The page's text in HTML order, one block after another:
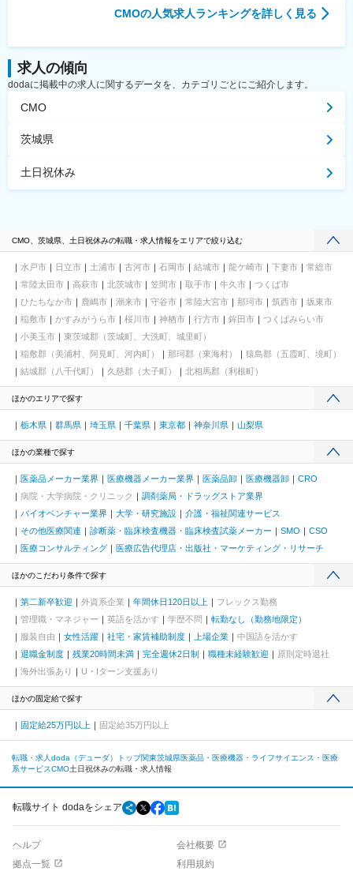
CMOの人気求人ランキングを詳しく見る
求人の傾向
dodaに掲載中の求人に関するデータを、カテゴリごとにご紹介します。
CMO
茨城県
土日祝休み
CMO、茨城県、土日祝休みの転職・求人情報をエリアで絞り込む
水戸市 日立市 土浦市 古河市 石岡市 結城市 龍ケ崎市 下妻市
常総市
常陸太田市
高萩市 北茨城市 笠間市 取手市 牛久市
つくば市
ひたちなか市
鹿嶋市 潮来市 守谷市 常陸大宮市 那珂市 筑西市
坂東市
稲敷市
かすみがうら市 桜川市 神栖市 行方市 鉾田市
つくばみらい市
小美玉市
東茨城郡（茨城町、大洗町、城里町）
稲敷郡（美浦村、阿見町、河内町）
那珂郡（東海村）
猿島郡（五霞町、境町）
結城郡（八千代町）
久慈郡（大子町） 北相馬郡（利根町）
ほかのエリアで探す
栃木県 群馬県 埼玉県 千葉県 東京都 神奈川県 山梨県
ほかの業種で探す
医薬品メーカー業界 医療機器メーカー業界 医薬品卸 医療機器卸
CRO
病院・大学病院・クリニック
調剤薬局・ドラッグストア業界
バイオベンチャー業界
大学・研究施設
介護・福祉関連サービス
その他医療関連
診断薬・臨床検査機器・臨床検査試薬メーカー SMO
CSO
医療コンサルティング
医療広告代理店・出版社・マーケティング・リサーチ
ほかのこだわり条件で探す
第二新卒歓迎 外資系企業 年間休日120日以上
フレックス勤務
管理職・マネジャー
英語を活かす 学歴不問
転勤なし（勤務地限定）
服装自由
女性活躍 社宅・家賃補助制度 上場企業
中国語を活かす
退職金制度
残業20時間未満 完全週休2日制 職種未経験歓迎
原則定時退社
海外出張あり
U・Iターン支援あり
ほかの固定給で探す
固定給25万円以上 固定給35万円以上
転職・求人doda（デューダ）トップ関東茨城県医薬品・医療機器・ライフサイエンス・医療
系サービスCMO土日祝休みの転職・求人情報
転職サイト dodaをシェア
ヘルプ
会社概要
拠点一覧
利用規約